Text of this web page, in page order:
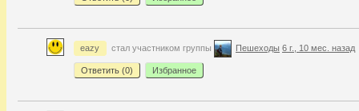
eazy стал участником группы Пешеходы 6 г., 10 мес. назад
Ответить (0) Избранное